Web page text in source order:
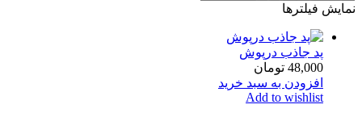
نمایش فیلترها
پد جاذب درپوش
48,000 تومان
افزودن به سبد خرید
Add to wishlist